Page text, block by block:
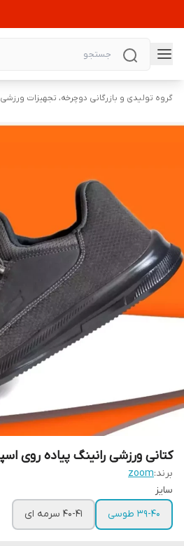
گروه تولیدی و بازرگانی دوچرخه، تجهیزات
کتانی ورزشی رانینگ پیاده روی
برند:zoom
سايز
39-40 طوسی
40-41 سرمه ای